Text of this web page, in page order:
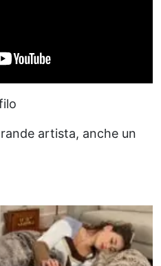
artista, anche un